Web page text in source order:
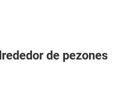
de pezones